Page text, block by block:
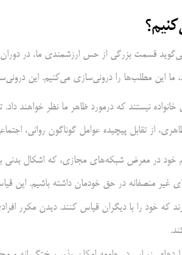
قسمت بزرگی از حس ارزشمندی ما، در
ما این مطلب‌ها را درونی‌سازی می‌کنیم. این
نیستند که درمورد ظاهر ما نظر خواهند
از تقابل پیچیده عوامل گوناگون روانی،
خود در معرض شبکه‌های مجازی، که اشکال بدنی
غیر منصفانه در حق خودمان داشته باشیم. این
که خود را با دیگران قیاس کنند. دیدن مکرر